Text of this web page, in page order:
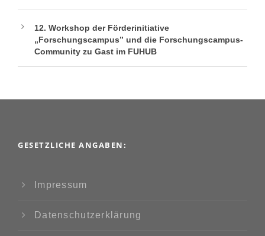
12. Workshop der Förderinitiative
„Forschungscampus” und die Forschungscampus-
Community zu Gast im FUHUB
GESETZLICHE ANGABEN:
Impressum
Datenschutzerklärung